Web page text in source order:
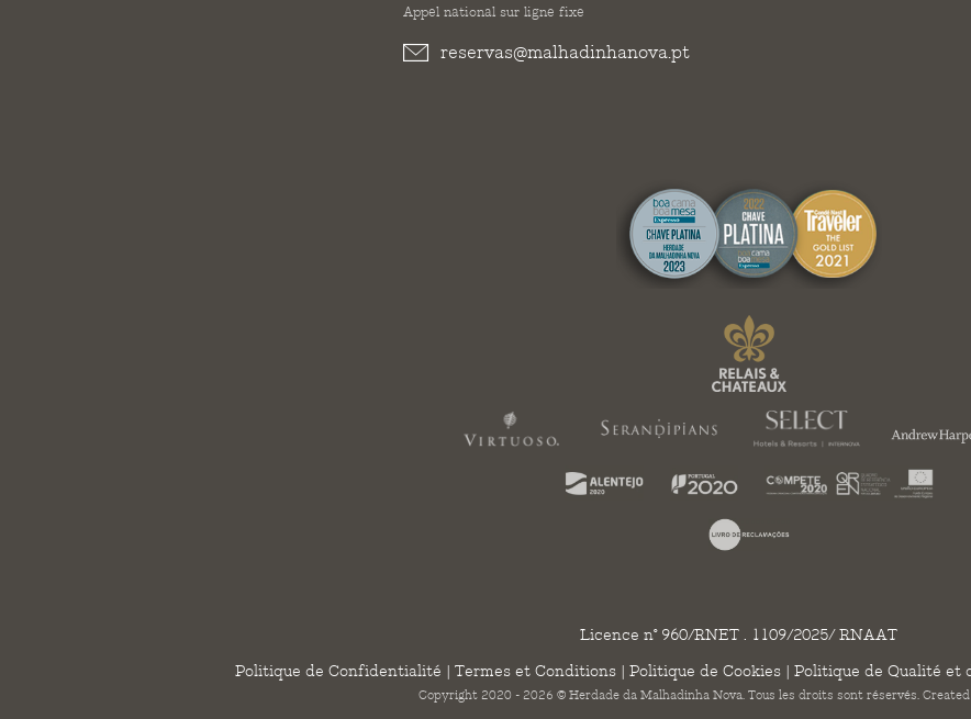
Appel national sur ligne fixe
reservas@malhadinhanova.pt
Licence n° 960/RNET . 1109/2025/ RNAAT
Politique de Confidentialité | Termes et Conditions | Politique de Cookies | Politique de Qualité et
Copyright 2020 - 2026 © Herdade da Malhadinha Nova. Tous les droits sont réservés.